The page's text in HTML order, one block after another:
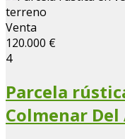
Venta
120.000 €
4
Parcela
Colmenar